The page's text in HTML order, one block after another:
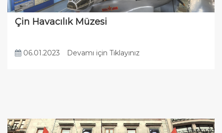
Çin Havacılık Müzesi
06.01.2023 Devamı için Tıklayınız